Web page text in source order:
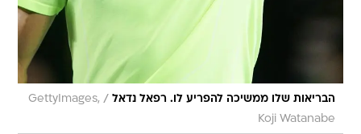
הבריאות שלו ממשיכה להפריע לו. רפאל נדאל /
GettyImages,
Koji Watanabe